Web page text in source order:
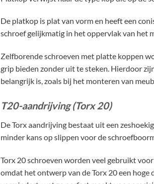
De platkop is plat van vorm en heeft een
schroef gelijkmatig in het oppervlak van het
Zelfborende schroeven met platte koppen
grip bieden zonder uit te steken. Hierdoor
belangrijk is, zoals bij het monteren van
T20-aandrijving (Torx 20)
De Torx aandrijving bestaat uit een
minder kans op slippen voor de
Torx 20 schroeven worden veel gebruikt
omdat het ontwerp van de Torx 20 een